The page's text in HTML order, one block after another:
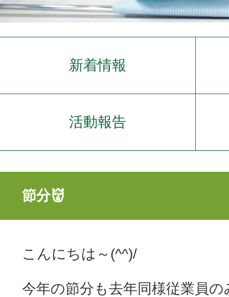
新着情報
活動報告
節分👹
こんにちは～(^^)/
今年の節分も去年同様従業員